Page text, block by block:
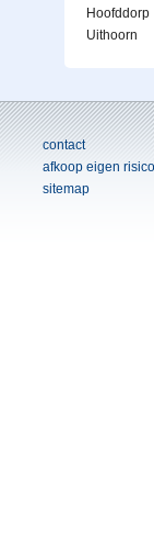
Hoofddorp
Uithoorn
contact
afkoop eigen risico
sitemap